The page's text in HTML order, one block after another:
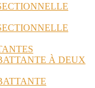
À DEUX